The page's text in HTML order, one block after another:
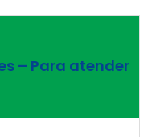
– Para atender